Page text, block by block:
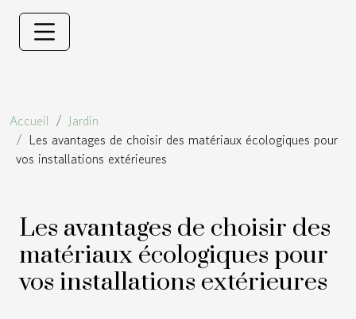
Accueil
Jardin
Les avantages de choisir des matériaux écologiques pour
vos installations extérieures
Les avantages de choisir des
matériaux écologiques pour
vos installations extérieures